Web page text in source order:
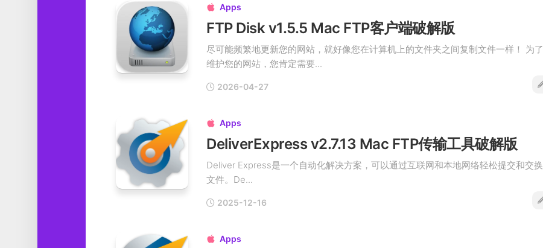
 Apps
FTP Disk v1.5.5 Mac FTP客户端破解版
尽可能频繁地更新您的网站，就好像您在计算机上的文件夹之间复制文件一样！ 为了
维护您的网站，您肯定需要...
2026-04-27
 Apps
DeliverExpress v2.7.13 Mac FTP传输工具破解版
Deliver Express是一个自动化解决方案，可以通过互联网和本地网络轻松提交和交换
文件。De...
2025-12-16
 Apps